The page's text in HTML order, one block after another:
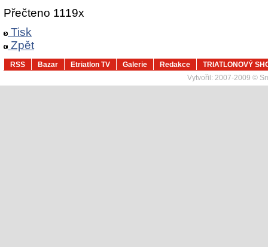
Přečteno 1119x
Tisk
Zpět
RSS Bazar Etriatlon TV Galerie Redakce
TRIATLONOVÝ
Vytvořil: 2007-2009 ©